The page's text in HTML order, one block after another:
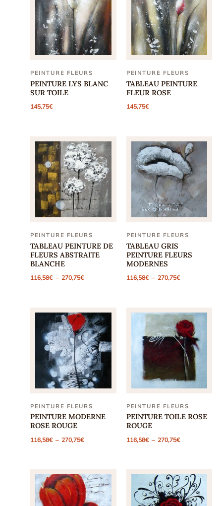
PEINTURE FLEURS
PEINTURE LYS BLANC
SUR TOILE
145,75€
PEINTURE FLEURS
TABLEAU PEINTURE
FLEUR ROSE
145,75€
PEINTURE FLEURS
TABLEAU PEINTURE DE
FLEURS ABSTRAITE
BLANCHE
116,58€ – 270,75€Plage
270,75€
PEINTURE FLEURS
TABLEAU GRIS
PEINTURE FLEURS
MODERNES
116,58€ – 270,75€Plage
270,75€
PEINTURE FLEURS
PEINTURE MODERNE
ROSE ROUGE
116,58€ – 270,75€Plage
de
270,75€
PEINTURE FLEURS
PEINTURE TOILE ROSE
ROUGE
116,58€ – 270,75€Plage
de
270,75€